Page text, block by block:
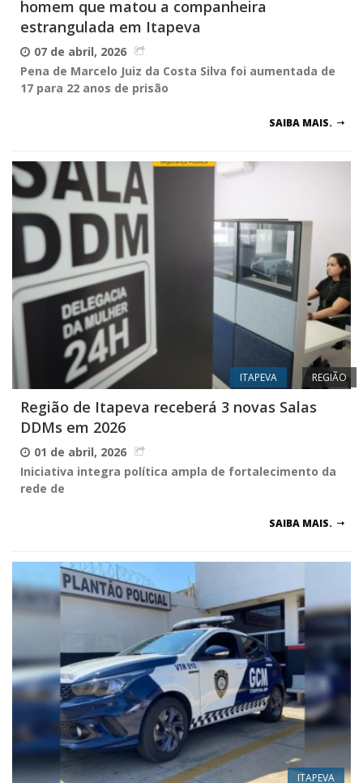
homem que matou a companheira
estrangulada em Itapeva
07 de abril, 2026
Pena de Marcelo Juiz da Costa Silva foi aumentada de
17 para 22 anos de prisão
SAIBA MAIS.
ITAPEVA REGIÃO
Região de Itapeva receberá 3 novas Salas
DDMs em 2026
01 de abril, 2026
Iniciativa integra política ampla de fortalecimento da
rede de
SAIBA MAIS.
ITAPEVA